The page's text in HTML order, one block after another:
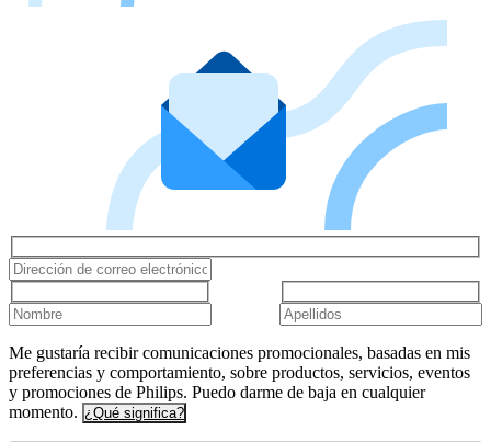
Me gustaría recibir comunicaciones promocionales, basadas en mis
preferencias y comportamiento, sobre productos, servicios, eventos
y promociones de Philips. Puedo darme de baja en cualquier
momento. ¿Qué significa?